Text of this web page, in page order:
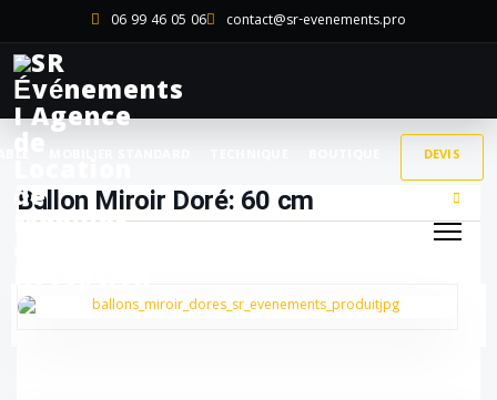
06 99 46 05 06 contact@sr-evenements.pro
DEVIS
Ballon Miroir Doré: 60 cm